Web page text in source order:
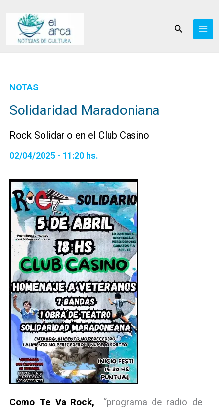
contenido
Buscar
NOTAS
Solidaridad Maradoniana
Rock Solidario en el Club Casino
02/04/2025 - 11:20 hs.
Como Te Va Rock, “programa de radio de